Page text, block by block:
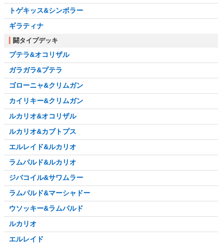
トゲキッス&シンボラー
ギラティナ
闘タイプデッキ
プテラ&オコリザル
ガラガラ&プテラ
ゴローニャ&クリムガン
カイリキー&クリムガン
ルカリオ&オコリザル
ルカリオ&カブトプス
エルレイド&ルカリオ
ラムパルド&ルカリオ
ジバコイル&サワムラー
ラムパルド&マーシャドー
ウソッキー&ラムパルド
ルカリオ
エルレイド